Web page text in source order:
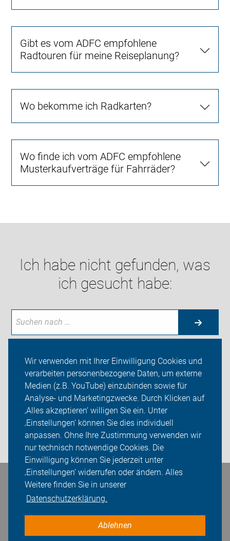
Wir verwenden mit Ihrer Einwilligung Cookies und
verarbeiten personenbezogene Daten, um externe
Medien (z.B. YouTube) einzubinden sowie für
Analyse- und Marketingzwecke. Durch Klicken auf
‚Alles akzeptieren‘ willigen Sie ein. Unter
‚Einstellungen‘ können Sie dies individuell
anpassen. Ohne Ihre Zustimmung verwenden wir
nur technisch notwendige Cookies. Die
Einwilligung können Sie jederzeit unter
‚Einstellungen‘ widerrufen oder ändern. Alles
Weitere finden Sie in unserer
Datenschutzerklärung.
Ablehnen
Gibt es vom ADFC empfohlene
Radtouren für meine Reiseplanung?
Wo bekomme ich Radkarten?
Wo finde ich vom ADFC empfohlene
Musterkaufverträge für Fahrräder?
Ich habe nicht gefunden, was
ich gesucht habe:
Neuigkeiten
ADFC Radebeul
Sei dabei
Login
Bleiben Sie in Kontakt